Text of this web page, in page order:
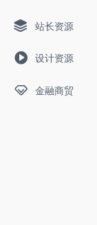
站长资源
设计资源
金融商贸